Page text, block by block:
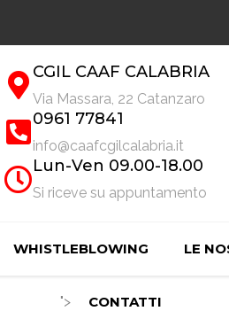
CGIL CAAF CALABRIA
Via Massara, 22 Catanzaro
0961 77841
info@caafcgilcalabria.it
Lun-Ven 09.00-18.00
Si riceve su appuntamento
WHISTLEBLOWING LE
"> CONTATTI